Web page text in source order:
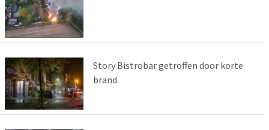
Story Bistrobar getroffen door korte
brand